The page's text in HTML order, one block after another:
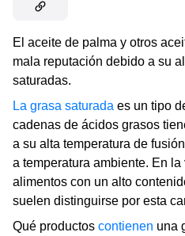
El aceite de palma y otros
mala reputación debido a su
saturadas.
La grasa saturada es un tipo
cadenas de ácidos grasos
a su alta temperatura de
a temperatura ambiente. En
alimentos con un alto
suelen distinguirse por esta
Qué productos contienen una